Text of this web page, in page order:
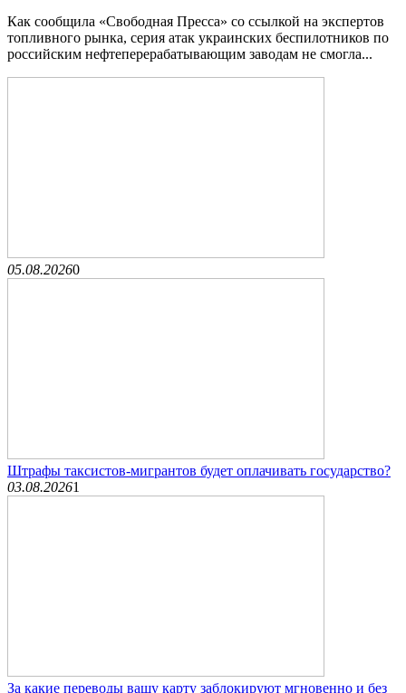
Как сообщила «Свободная Пресса» со ссылкой на экспертов
топливного рынка, серия атак украинских беспилотников по
российским нефтеперерабатывающим заводам не смогла...
05.08.20260
Штрафы таксистов-мигрантов будет оплачивать государство?
03.08.20261
За какие переводы вашу карту заблокируют мгновенно и без